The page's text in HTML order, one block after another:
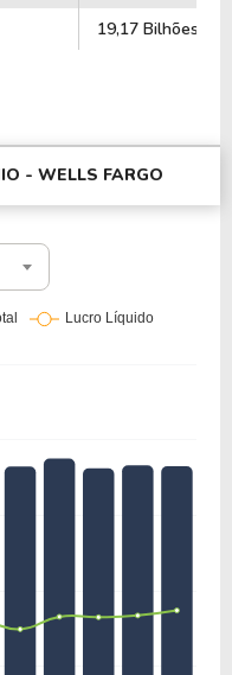
19,17 Bilhões
- WELLS FARGO